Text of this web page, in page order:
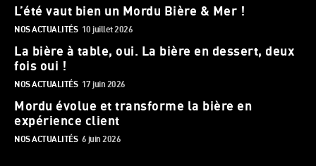
L’été vaut bien un Mordu Bière & Mer !
NOS ACTUALITÉS 10 juillet 2026
La bière à table, oui. La bière en dessert, deux
fois oui !
NOS ACTUALITÉS 17 juin 2026
Mordu évolue et transforme la bière en
expérience client
NOS ACTUALITÉS 6 juin 2026